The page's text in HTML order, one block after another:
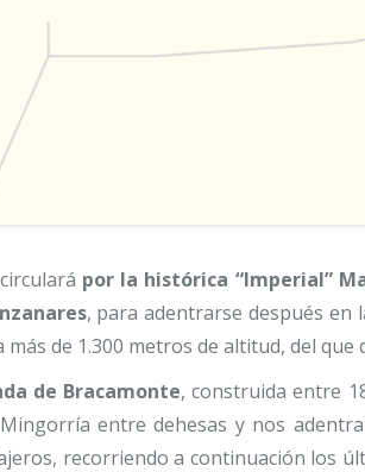
por la histórica “Imperial”
, para adentrarse después en
más de 1.300 metros de altitud, del
de Bracamonte, construida entre
entre dehesas y nos
recorriendo a continuación los